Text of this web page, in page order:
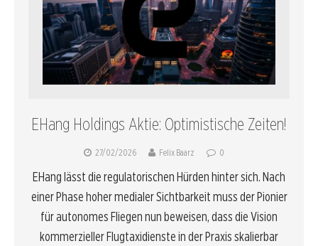
EHang Holdings Aktie: Optimistische Zeiten!
27/02/2026 Felix Baarz 0
EHang lässt die regulatorischen Hürden hinter sich. Nach
einer Phase hoher medialer Sichtbarkeit muss der Pionier
für autonomes Fliegen nun beweisen, dass die Vision
kommerzieller Flugtaxidienste in der Praxis skalierbar